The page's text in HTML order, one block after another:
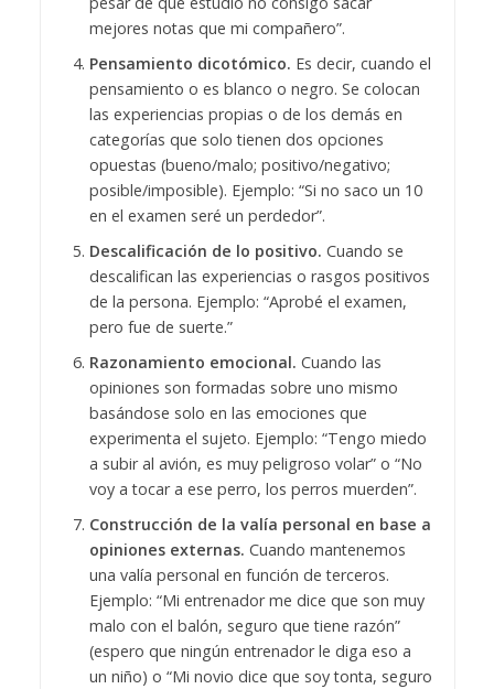
mejores notas que mi compañero”.
Pensamiento dicotómico. Es decir, cuando el
pensamiento o es blanco o negro. Se colocan
las experiencias propias o de los demás en
categorías que solo tienen dos opciones
opuestas (bueno/malo; positivo/negativo;
posible/imposible). Ejemplo: “Si no saco un 10
en el examen seré un perdedor”.
Descalificación de lo positivo. Cuando se
descalifican las experiencias o rasgos positivos
de la persona. Ejemplo: “Aprobé el examen,
pero fue de suerte.”
Razonamiento emocional. Cuando las
opiniones son formadas sobre uno mismo
basándose solo en las emociones que
experimenta el sujeto. Ejemplo: “Tengo miedo
a subir al avión, es muy peligroso volar” o “No
voy a tocar a ese perro, los perros muerden”.
Construcción de la valía personal en base a
opiniones externas. Cuando mantenemos
una valía personal en función de terceros.
Ejemplo: “Mi entrenador me dice que son muy
malo con el balón, seguro que tiene razón”
(espero que ningún entrenador le diga eso a
un niño) o “Mi novio dice que soy tonta, seguro